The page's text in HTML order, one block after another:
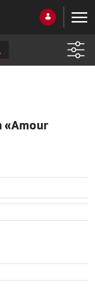
«Amour